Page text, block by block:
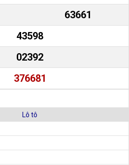
63661
43598
02392
376681
Lô tô